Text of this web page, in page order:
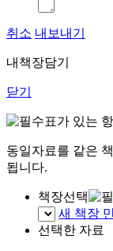
취소 내보내기
내책장담기
닫기
표가 있는
동일자료를 같은
됩니다.
책장선택
새 책장
선택한 자료